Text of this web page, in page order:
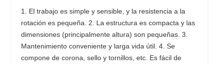
1. El trabajo es simple y sensible, y la resistencia a la
rotación es pequeña. 2. La estructura es compacta y las
dimensiones (principalmente altura) son pequeñas. 3.
Mantenimiento conveniente y larga vida útil. 4. Se
compone de corona, sello y tornillos, etc. Es fácil de